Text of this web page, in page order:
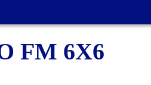
FM 6X6